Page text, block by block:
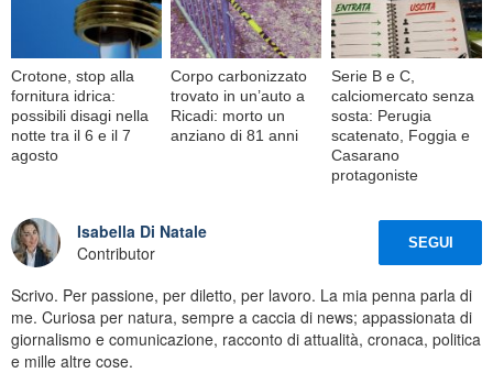
Crotone, stop alla
fornitura idrica:
possibili disagi nella
notte tra il 6 e il 7
agosto
Corpo carbonizzato
trovato in un’auto a
Ricadi: morto un
anziano di 81 anni
Serie B e C,
calciomercato senza
sosta: Perugia
scatenato, Foggia e
Casarano
protagoniste
Isabella Di Natale
Contributor
SEGUI
Scrivo. Per passione, per diletto, per lavoro. La mia penna parla di
me. Curiosa per natura, sempre a caccia di news; appassionata di
giornalismo e comunicazione, racconto di attualità, cronaca, politica
e mille altre cose.